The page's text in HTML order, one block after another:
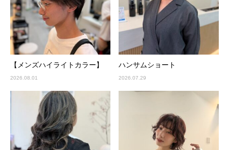
【メンズハイライトカラー】
2026.08.01
ハンサムショート
2026.07.29